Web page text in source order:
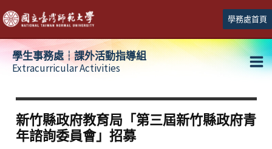
跳
至
主
學務處首頁
學生事務處┆課外活動指導組
Extracurricular Activities
新竹縣政府教育局「第三屆新竹縣政府青
年諮詢委員會」招募